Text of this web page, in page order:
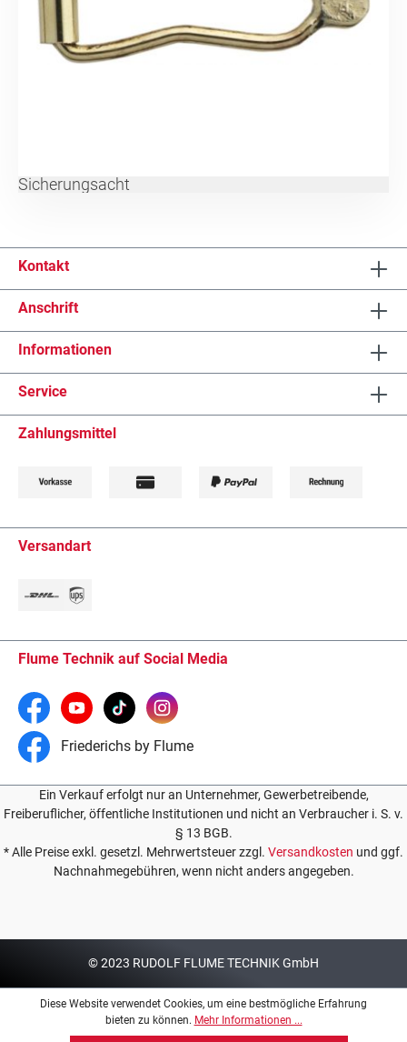
Sicherungsacht
Kontakt
Anschrift
Informationen
Service
Zahlungsmittel
Versandart
Flume Technik auf Social Media
Friederichs by Flume
Ein Verkauf erfolgt nur an Unternehmer, Gewerbetreibende,
Freiberuflicher, öffentliche Institutionen und nicht an Verbraucher i. S. v.
§ 13 BGB.
* Alle Preise exkl. gesetzl. Mehrwertsteuer zzgl. Versandkosten und ggf.
Nachnahmegebühren, wenn nicht anders angegeben.
© 2023 RUDOLF FLUME TECHNIK GmbH
Diese Website verwendet Cookies, um eine bestmögliche Erfahrung
bieten zu können. Mehr Informationen ...